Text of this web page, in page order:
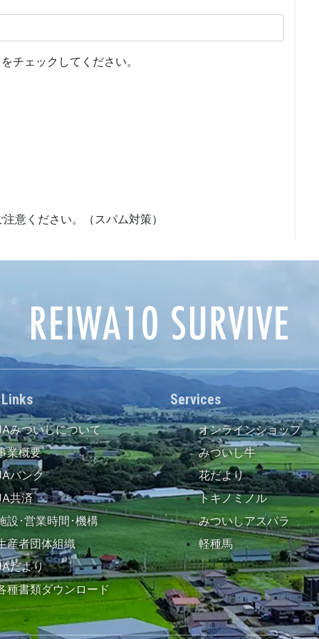
ェックしてください。
意ください。（スパム対策）
みついしについて
業概要
バンク
共済
設･営業時間･機構
産者団体組織
だより
種書類ダウンロード
Services
オンラインショップ
みついし牛
花だより
トキノミノル
みついしアスパラ
軽種馬